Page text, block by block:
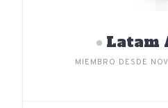
Latam
MIEMBRO DESDE